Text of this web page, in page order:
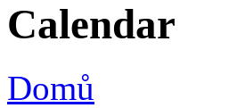
Calendar
Domů